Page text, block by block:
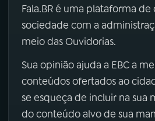
Fala.BR é uma plataforma
sociedade com a
meio das Ouvidorias.
Sua opinião ajuda a EBC a
conteúdos ofertados ao
se esqueça de incluir na sua
do conteúdo alvo de sua